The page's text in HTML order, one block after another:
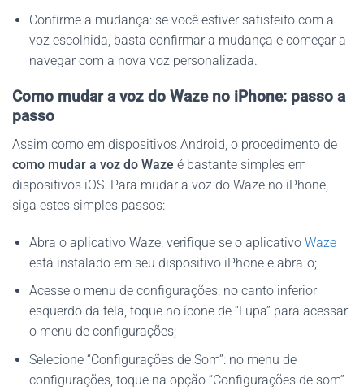
Confirme a mudança: se você estiver satisfeito com a
voz escolhida, basta confirmar a mudança e começar a
navegar com a nova voz personalizada.
Como mudar a voz do Waze no iPhone: passo a
passo
Assim como em dispositivos Android, o procedimento de
como mudar a voz do Waze é bastante simples em
dispositivos iOS. Para mudar a voz do Waze no iPhone,
siga estes simples passos:
Abra o aplicativo Waze: verifique se o aplicativo Waze
está instalado em seu dispositivo iPhone e abra-o;
Acesse o menu de configurações: no canto inferior
esquerdo da tela, toque no ícone de “Lupa” para acessar
o menu de configurações;
Selecione “Configurações de Som”: no menu de
configurações, toque na opção “Configurações de som”